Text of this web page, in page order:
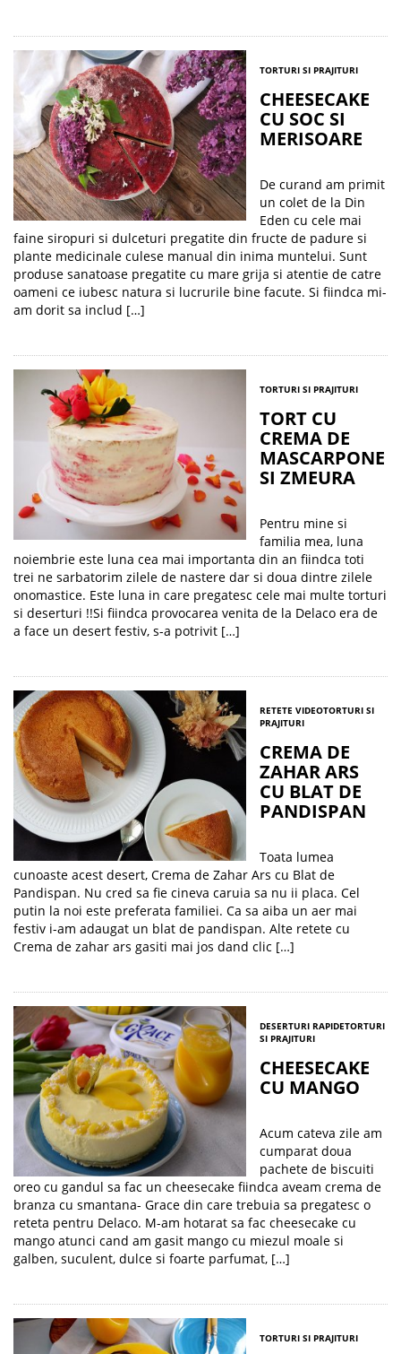
TORTURI SI PRAJITURI
CHEESECAKE
CU SOC SI
MERISOARE
De curand am primit
un colet de la Din
Eden cu cele mai
faine siropuri si dulceturi pregatite din fructe de padure si
plante medicinale culese manual din inima muntelui. Sunt
produse sanatoase pregatite cu mare grija si atentie de catre
oameni ce iubesc natura si lucrurile bine facute. Si fiindca mi-
am dorit sa includ […]
TORTURI SI PRAJITURI
TORT CU
CREMA DE
MASCARPONE
SI ZMEURA
Pentru mine si
familia mea, luna
noiembrie este luna cea mai importanta din an fiindca toti
trei ne sarbatorim zilele de nastere dar si doua dintre zilele
onomastice. Este luna in care pregatesc cele mai multe torturi
si deserturi !!Si fiindca provocarea venita de la Delaco era de
a face un desert festiv, s-a potrivit […]
RETETE VIDEOTORTURI SI
PRAJITURI
CREMA DE
ZAHAR ARS
CU BLAT DE
PANDISPAN
Toata lumea
cunoaste acest desert, Crema de Zahar Ars cu Blat de
Pandispan. Nu cred sa fie cineva caruia sa nu ii placa. Cel
putin la noi este preferata familiei. Ca sa aiba un aer mai
festiv i-am adaugat un blat de pandispan. Alte retete cu
Crema de zahar ars gasiti mai jos dand clic […]
DESERTURI RAPIDETORTURI
SI PRAJITURI
CHEESECAKE
CU MANGO
Acum cateva zile am
cumparat doua
pachete de biscuiti
oreo cu gandul sa fac un cheesecake fiindca aveam crema de
branza cu smantana- Grace din care trebuia sa pregatesc o
reteta pentru Delaco. M-am hotarat sa fac cheesecake cu
mango atunci cand am gasit mango cu miezul moale si
galben, suculent, dulce si foarte parfumat, […]
TORTURI SI PRAJITURI